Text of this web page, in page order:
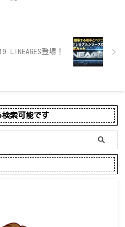
LINEAGES登場！
索可能です